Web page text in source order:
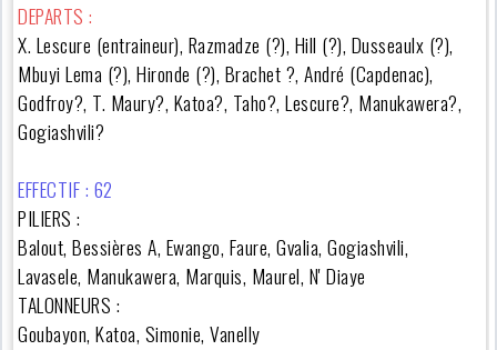
DEPARTS :
X. Lescure (entraineur), Razmadze (?), Hill (?), Dusseaulx (?),
Mbuyi Lema (?), Hironde (?), Brachet ?, André (Capdenac),
Godfroy?, T. Maury?, Katoa?, Taho?, Lescure?, Manukawera?,
Gogiashvili?
EFFECTIF : 62
PILIERS :
Balout, Bessières A, Ewango, Faure, Gvalia, Gogiashvili,
Lavasele, Manukawera, Marquis, Maurel, N' Diaye
TALONNEURS :
Goubayon, Katoa, Simonie, Vanelly